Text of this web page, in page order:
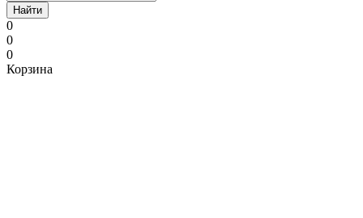
Найти
0
0
0
Корзина